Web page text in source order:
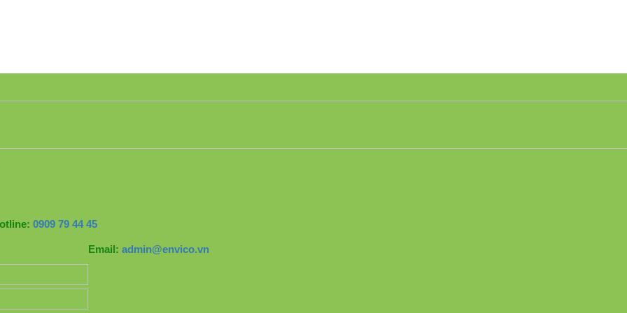
0909 79 44 45
Email: admin@envico.vn